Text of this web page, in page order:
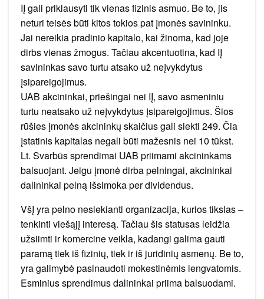
IĮ gali priklausyti tik vienas fizinis asmuo. Be to, jis
neturi teisės būti kitos tokios pat įmonės savininku.
Jai nereikia pradinio kapitalo, kai žinoma, kad joje
dirbs vienas žmogus. Tačiau akcentuotina, kad IĮ
savininkas savo turtu atsako už neįvykdytus
įsipareigojimus.
UAB akcininkai, priešingai nei IĮ, savo asmeniniu
turtu neatsako už neįvykdytus įsipareigojimus. Šios
rūšies įmonės akcininkų skaičius gali siekti 249. Čia
įstatinis kapitalas negali būti mažesnis nei 10 tūkst.
Lt. Svarbūs sprendimai UAB priimami akcininkams
balsuojant. Jeigu įmonė dirba pelningai, akcininkai
dalininkai pelną išsimoka per dividendus.
VšĮ yra pelno nesiekianti organizacija, kurios tikslas –
tenkinti viešąjį interesą. Tačiau šis statusas leidžia
užsiimti ir komercine veikla, kadangi galima gauti
paramą tiek iš fizinių, tiek ir iš juridinių asmenų. Be to,
yra galimybė pasinaudoti mokestinėmis lengvatomis.
Esminius sprendimus dalininkai priima balsuodami.